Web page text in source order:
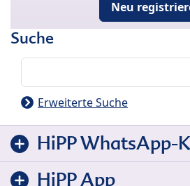
Neu
Suche
Erweiterte Suche
HiPP WhatsApp-
HiPP App